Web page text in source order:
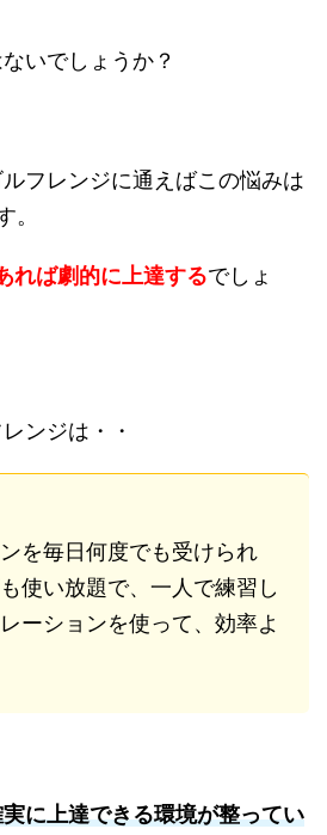
いでしょうか？
フレンジに通えばこの悩みは
。
れば劇的に上達するでしょ
ンジは・・
を毎日何度でも受けられ
使い放題で、一人で練習し
ーションを使って、効率よ
に上達できる環境が整ってい